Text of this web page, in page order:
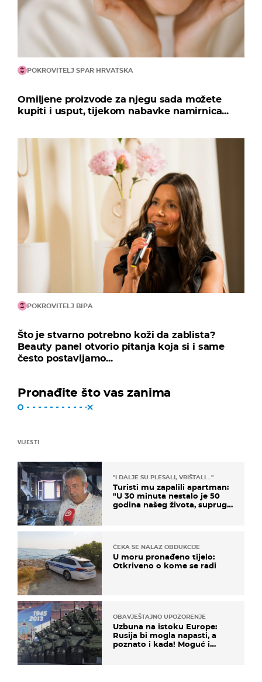
POKROVITELJ SPAR HRVATSKA
Omiljene proizvode za njegu sada možete
kupiti i usput, tijekom nabavke namirnica...
POKROVITELJ BIPA
Što je stvarno potrebno koži da zablista?
Beauty panel otvorio pitanja koja si i same
često postavljamo...
Pronađite što vas zanima
VIJESTI
"I DALJE SU PLESALI, VRIŠTALI..."
Turisti mu zapalili apartman:
"U 30 minuta nestalo je 50
godina našeg života, supruga
ČEKA SE NALAZ OBDUKCIJE
U moru pronađeno tijelo:
Otkriveno o kome se radi
OBAVJEŠTAJNO UPOZORENJE
Uzbuna na istoku Europe:
Rusija bi mogla napasti, a
poznato i kada! Moguć i